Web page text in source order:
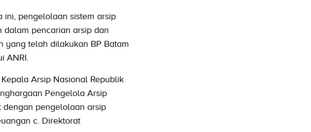
ini, pengelolaan sistem arsip
dalam pencarian arsip dan
yang telah dilakukan BP Batam
ANRI.
Arsip Nasional Republik
Pengelola Arsip
dengan pengelolaan arsip
c. Direktorat